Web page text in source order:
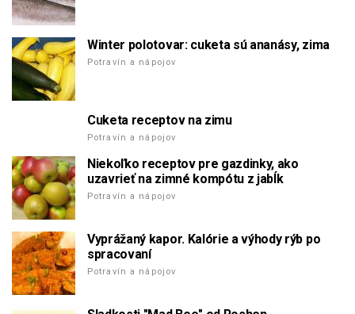
Winter polotovar: cuketa sú ananásy, zima
Potravín a nápojov
Cuketa receptov na zimu
Potravín a nápojov
Niekoľko receptov pre gazdinky, ako
uzavrieť na zimné kompótu z jabĺk
Potravín a nápojov
Vyprážaný kapor. Kalórie a výhody rýb po
spracovaní
Potravín a nápojov